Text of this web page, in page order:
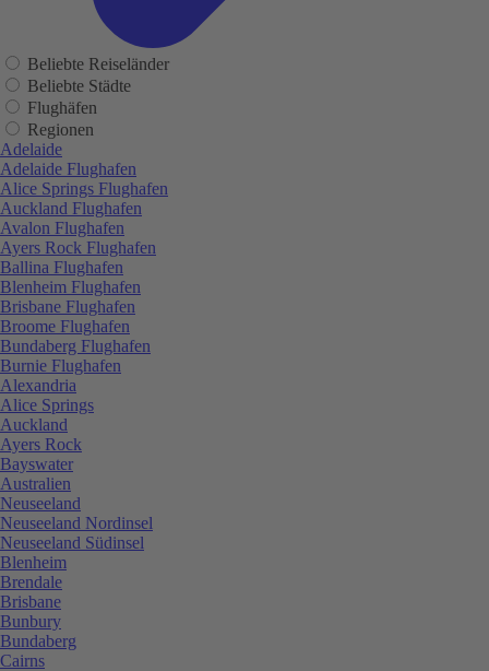
Beliebte Reiseländer
Beliebte Städte
Flughäfen
Regionen
Adelaide
Adelaide Flughafen
Alice Springs Flughafen
Auckland Flughafen
Avalon Flughafen
Ayers Rock Flughafen
Ballina Flughafen
Blenheim Flughafen
Brisbane Flughafen
Broome Flughafen
Bundaberg Flughafen
Burnie Flughafen
Alexandria
Alice Springs
Auckland
Ayers Rock
Bayswater
Australien
Neuseeland
Neuseeland Nordinsel
Neuseeland Südinsel
Blenheim
Brendale
Brisbane
Bunbury
Bundaberg
Cairns